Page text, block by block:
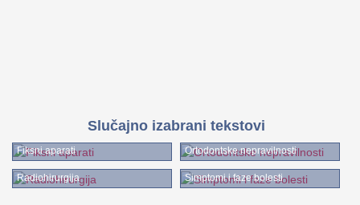
Slučajno izabrani tekstovi
Fiksni aparati Ortodontske nepravilnosti
Radiohirurgija Simptomi i faze bolesti